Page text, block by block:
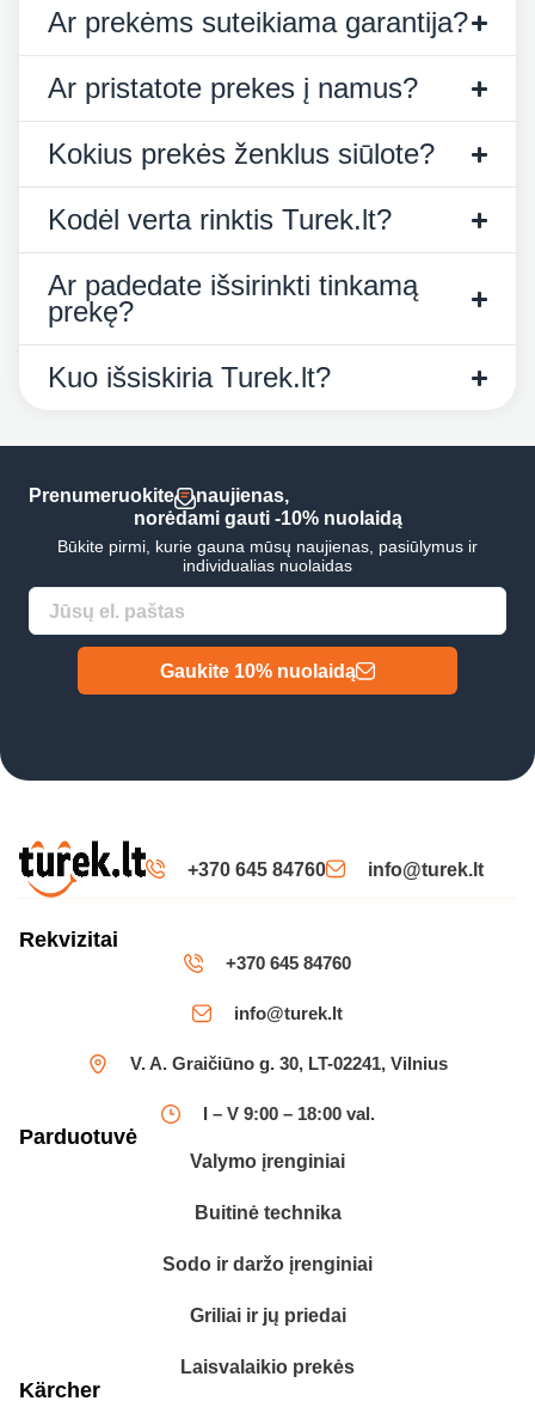
Ar prekėms suteikiama garantija?
Ar pristatote prekes į namus?
Kokius prekės ženklus siūlote?
Kodėl verta rinktis Turek.lt?
Ar padedate išsirinkti tinkamą
prekę?
Kuo išsiskiria Turek.lt?
Prenumeruokite
naujienas,
norėdami gauti -10% nuolaidą
Būkite pirmi, kurie gauna mūsų naujienas, pasiūlymus ir
individualias nuolaidas
Gaukite 10% nuolaidą
+370 645 84760 info@turek.lt
Rekvizitai
+370 645 84760
info@turek.lt
V. A. Graičiūno g. 30, LT-02241, Vilnius
I – V 9:00 – 18:00 val.
Parduotuvė
Valymo įrenginiai
Buitinė technika
Sodo ir daržo įrenginiai
Griliai ir jų priedai
Laisvalaikio prekės
Kärcher